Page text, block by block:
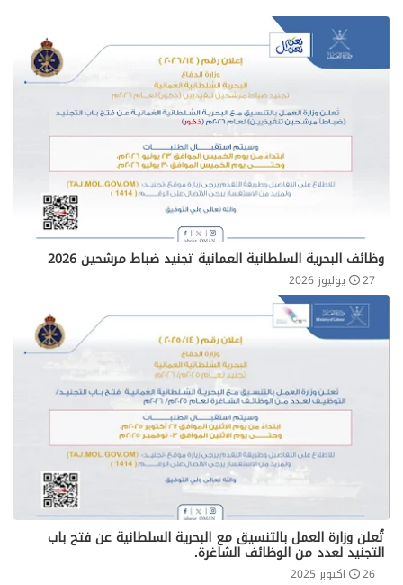
وظائف البحرية السلطانية العمانية تجنيد ضباط مرشحين 2026
27 يوليوز 2026
تُعلن ‎وزارة العمل بالتنسيق مع البحرية السلطانية عن فتح باب
التجنيد لعدد من الوظائف الشاغرة.
26 اكتوبر 2025